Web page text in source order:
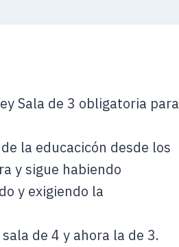
Sala de 3 obligatoria para
la educacicón desde los
y sigue habiendo
y exigiendo la
de 4 y ahora la de 3.